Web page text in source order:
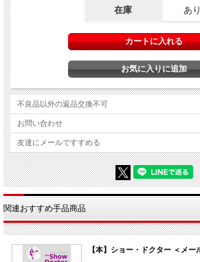
在庫 あり
不良品以外の返品交換不可
お問い合わせ
友達にメールですすめる
関連おすすめ手品商品
【本】ショー・ドクター ＜メー